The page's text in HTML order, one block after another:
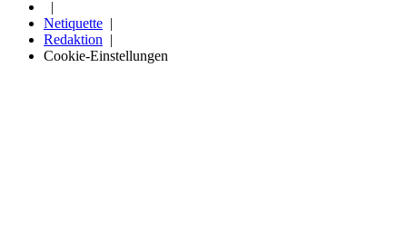
Netiquette
Redaktion
Cookie-Einstellungen